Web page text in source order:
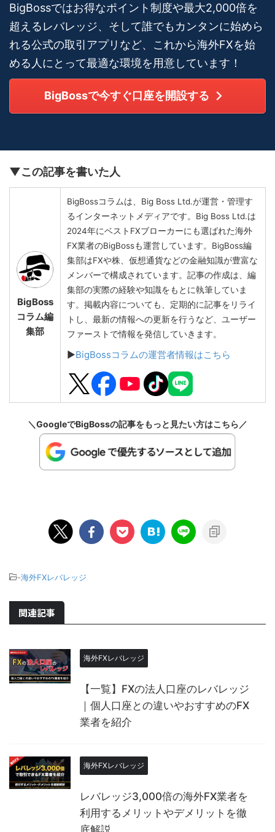
BigBossではお得なポイント制度や最大2,000倍を
超えるレバレッジ、そして誰でもカンタンに始めら
れる公式の取引アプリなど、これから海外FXを始
める人にとって最適な環境を用意しています！
BigBossで今すぐ口座を開設する
▼この記事を書いた人
BigBoss
コラム編
集部
BigBossコラムは、Big Boss Ltd.が運営・管理す
るインターネットメディアです。Big Boss Ltd.は
2024年にベストFXブローカーにも選ばれた海外
FX業者のBigBossも運営しています。BigBoss編
集部はFXや株、仮想通貨などの金融知識が豊富な
メンバーで構成されています。記事の作成は、編
集部の実際の経験や知識をもとに執筆していま
す。掲載内容についても、定期的に記事をリライ
トし、最新の情報への更新を行うなど、ユーザー
ファーストで情報を発信していきます。
▶BigBossコラムの運営者情報はこちら
＼GoogleでBigBossの記事をもっと見たい方はこちら／
-海外FXレバレッジ
関連記事
海外FXレバレッジ
【一覧】FXの法人口座のレバレッジ
｜個人口座との違いやおすすめのFX
業者を紹介
海外FXレバレッジ
レバレッジ3,000倍の海外FX業者を
利用するメリットやデメリットを徹